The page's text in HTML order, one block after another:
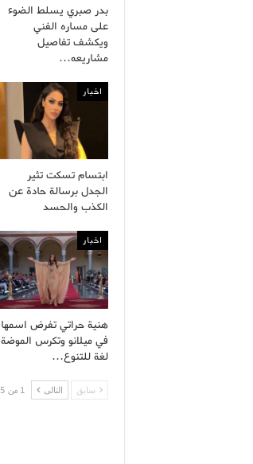
بدر صبري يسلط الضوء
على مساره الفني
ويكشف تفاصيل
مشاريعه…
اخبار
ابتسام تسكت تثير
الجدل برسالة حادة عن
الكذب والحسد
اخبار
هنية حراتي تفرض اسمها
في ميلانو وتكرس الموضة
لغة للتنوع…
سابق التالى 1 من 6٬935